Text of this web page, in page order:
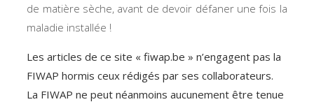
de matière sèche, avant de devoir défaner une fois la
maladie installée !
Les articles de ce site « fiwap.be » n’engagent pas la
FIWAP hormis ceux rédigés par ses collaborateurs.
La FIWAP ne peut néanmoins aucunement être tenue